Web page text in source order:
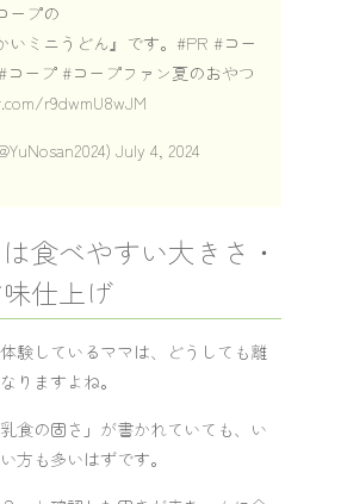
ープの
いミニうどん』です。 #PR #コー
#コープ #コープファン夏のおやつ
r9dwmU8wJM
July 4, 2024
食べやすい大きさ・
仕上げ
験しているママは、どうしても離
りますよね。
食の固さ」が書かれていても、い
方も多いはずです。